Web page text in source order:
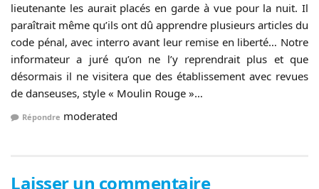
lieutenante les aurait placés en garde à vue pour la nuit. Il
paraîtrait même qu’ils ont dû apprendre plusieurs articles du
code pénal, avec interro avant leur remise en liberté… Notre
informateur a juré qu’on ne l’y reprendrait plus et que
désormais il ne visitera que des établissement avec revues
de danseuses, style « Moulin Rouge »…
Répondre moderated
Laisser un commentaire